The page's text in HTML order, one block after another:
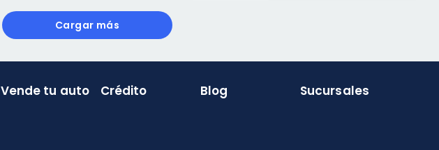
Cargar más
Vende tu auto Crédito Blog Sucursales